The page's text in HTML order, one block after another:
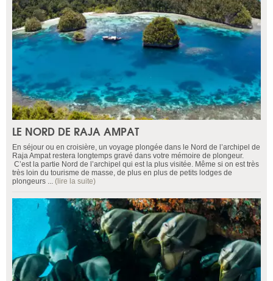
LE NORD DE RAJA AMPAT
En séjour ou en croisière, un voyage plongée dans le Nord de l’archipel de
Raja Ampat restera longtemps gravé dans votre mémoire de plongeur.
C’est la partie Nord de l’archipel qui est la plus visitée. Même si on est très
très loin du tourisme de masse, de plus en plus de petits lodges de
plongeurs ... (lire la suite)